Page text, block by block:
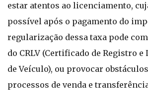
estar atentos ao licenciamento,
possível após o pagamento do
regularização dessa taxa pode
do CRLV (Certificado de Registro
de Veículo), ou provocar
processos de venda e